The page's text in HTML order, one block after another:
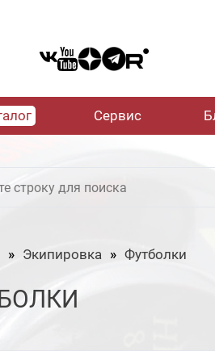
Cервис
Экипировка Футболки